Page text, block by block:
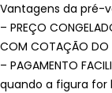
Vantagens da pré-
– PREÇO
COM COTAÇÃO DO
– PAGAMENTO
quando a figura for